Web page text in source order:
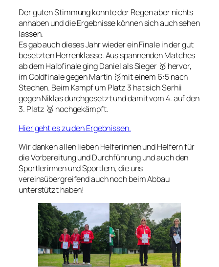
Der guten Stimmung konnte der Regen aber nichts
anhaben und die Ergebnisse können sich auch sehen
lassen.
Es gab auch dieses Jahr wieder ein Finale in der gut
besetzten Herrenklasse. Aus spannenden Matches
ab dem Halbfinale ging Daniel als Sieger 🥇 hervor,
im Goldfinale gegen Martin 🥈mit einem 6:5 nach
Stechen. Beim Kampf um Platz 3 hat sich Serhii
gegen Niklas durchgesetzt und damit vom 4. auf den
3. Platz 🥉 hochgekämpft.
Hier geht es zu den Ergebnissen.
Wir danken allen lieben Helferinnen und Helfern für
die Vorbereitung und Durchführung und auch den
Sportlerinnen und Sportlern, die uns
vereinsübergreifend auch noch beim Abbau
unterstützt haben!